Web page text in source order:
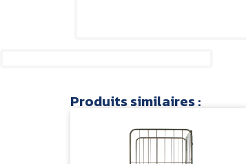
Produits similaires :